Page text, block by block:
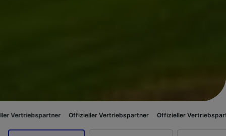
Offizieller Vertriebspartner Offizieller Vertriebspartner